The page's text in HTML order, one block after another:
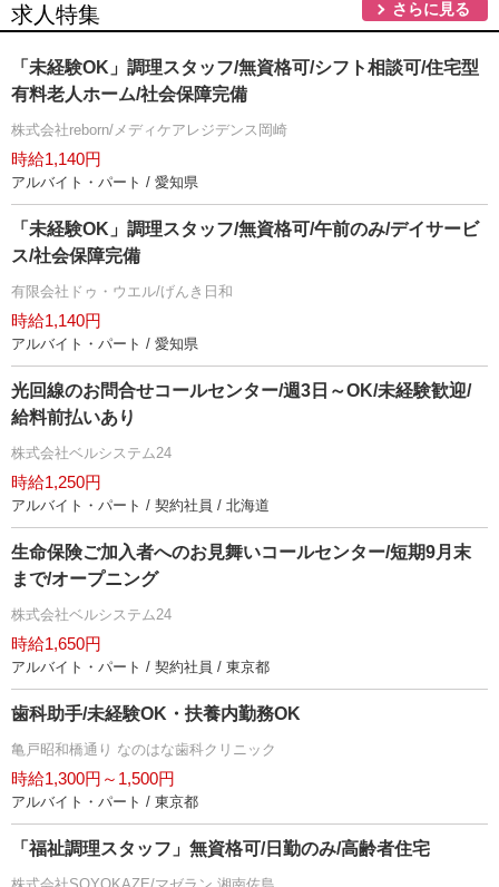
求人特集 さらに見る
「未経験OK」調理スタッフ/無資格可/シフト相談可/住宅型
有料老人ホーム/社会保障完備
株式会社reborn/メディケアレジデンス岡崎
時給1,140円
アルバイト・パート / 愛知県
「未経験OK」調理スタッフ/無資格可/午前のみ/デイサービ
ス/社会保障完備
有限会社ドゥ・ウエル/げんき日和
時給1,140円
アルバイト・パート / 愛知県
光回線のお問合せコールセンター/週3日～OK/未経験歓迎/
給料前払いあり
株式会社ベルシステム24
時給1,250円
アルバイト・パート / 契約社員 / 北海道
生命保険ご加入者へのお見舞いコールセンター/短期9月末
まで/オープニング
株式会社ベルシステム24
時給1,650円
アルバイト・パート / 契約社員 / 東京都
歯科助手/未経験OK・扶養内勤務OK
亀戸昭和橋通り なのはな歯科クリニック
時給1,300円～1,500円
アルバイト・パート / 東京都
「福祉調理スタッフ」無資格可/日勤のみ/高齢者住宅